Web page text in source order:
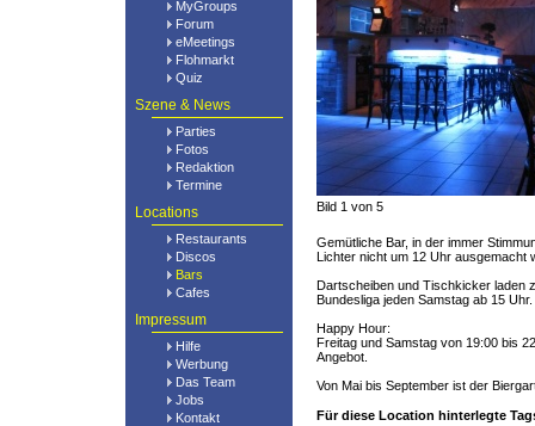
MyGroups
Forum
eMeetings
Flohmarkt
Quiz
Szene & News
Parties
Fotos
Redaktion
Termine
Locations
Restaurants
Discos
Bars
Cafes
Impressum
Hilfe
Werbung
Das Team
Jobs
Kontakt
Bild 1 von 5
Gemütliche Bar, in der immer
Lichter nicht um 12 Uhr ausgemacht
Dartscheiben und Tischkicker laden
Bundesliga jeden Samstag ab 15 Uhr.
Happy Hour:
Freitag und Samstag von 19:00 bis
Angebot.
Von Mai bis September ist der
Für diese Location hinterlegte